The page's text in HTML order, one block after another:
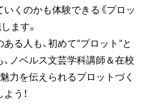
くのかも体験できる《プロッ
ます。
る人も、初めて“プロット”と
ノベルス文芸学科講師＆在校
力を伝えられるプロットづく
う！